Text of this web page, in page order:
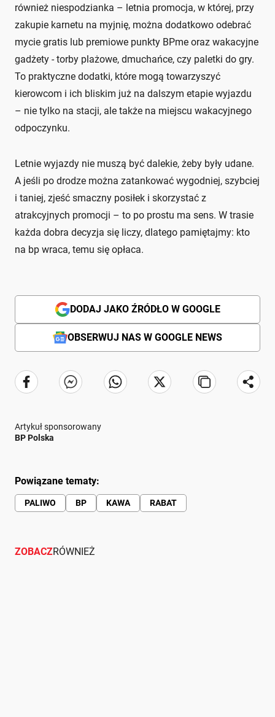
również niespodzianka – letnia promocja, w której, przy
zakupie karnetu na myjnię, można dodatkowo odebrać
mycie gratis lub premiowe punkty BPme oraz wakacyjne
gadżety - torby plażowe, dmuchańce, czy paletki do gry.
To praktyczne dodatki, które mogą towarzyszyć
kierowcom i ich bliskim już na dalszym etapie wyjazdu
– nie tylko na stacji, ale także na miejscu wakacyjnego
odpoczynku.
Letnie wyjazdy nie muszą być dalekie, żeby były udane.
A jeśli po drodze można zatankować wygodniej, szybciej
i taniej, zjeść smaczny posiłek i skorzystać z
atrakcyjnych promocji – to po prostu ma sens. W trasie
każda dobra decyzja się liczy, dlatego pamiętajmy: kto
na bp wraca, temu się opłaca.
DODAJ JAKO ŹRÓDŁO W GOOGLE
OBSERWUJ NAS W GOOGLE NEWS
Artykuł sponsorowany
BP Polska
Powiązane tematy:
PALIWO BP KAWA RABAT
ZOBACZRÓWNIEŻ